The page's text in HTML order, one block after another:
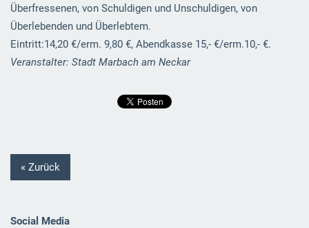
Überfressenen, von Schuldigen und Unschuldigen, von
Überlebenden und Überlebtem.
Eintritt:14,20 €/erm. 9,80 €, Abendkasse 15,- €/erm.10,- €.
Veranstalter: Stadt Marbach am Neckar
« Zurück
Social Media